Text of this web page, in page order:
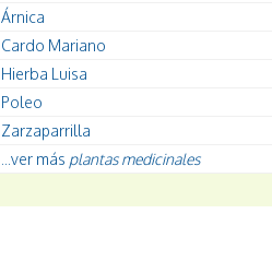
Árnica
Cardo Mariano
Hierba Luisa
Poleo
Zarzaparrilla
...ver más plantas medicinales